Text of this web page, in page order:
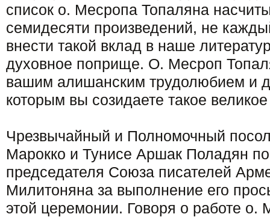
список о. Месропа Топаляна
семидесяти произведений, не
внести такой вклад в наше
духовное поприще. О. Месроп
вашим алишанским трудолюбием и
которым вы созидаете такое
Чрезвычайный и Полномочный
Марокко и Тунисе Аршак Поладян
председателя Союза писателей
Милитоняна за выполнение его
этой церемонии. Говоря о работе о.